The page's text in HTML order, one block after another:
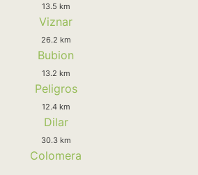
13.5 km
Viznar
26.2 km
Bubion
13.2 km
Peligros
12.4 km
Dilar
30.3 km
Colomera